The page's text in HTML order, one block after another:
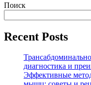
Поиск
Recent Posts
диагностика и
Эффективные